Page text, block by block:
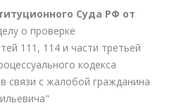
Суда РФ от
о проверке
111, 114 и части третьей
кодекса
связи с жалобой гражданина